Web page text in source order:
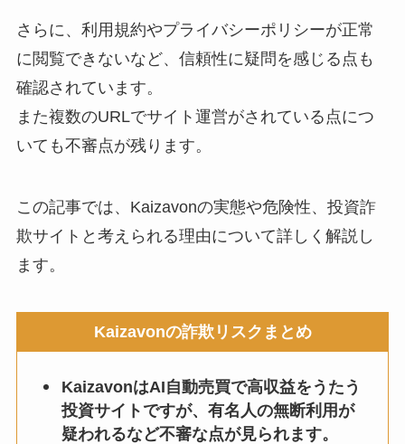
さらに、利用規約やプライバシーポリシーが正常
に閲覧できないなど、信頼性に疑問を感じる点も
確認されています。
また複数のURLでサイト運営がされている点につ
いても不審点が残ります。
この記事では、Kaizavonの実態や危険性、投資詐
欺サイトと考えられる理由について詳しく解説し
ます。
Kaizavonの詐欺リスクまとめ
KaizavonはAI自動売買で高収益をうたう
投資サイトですが、有名人の無断利用が
疑われるなど不審な点が見られます。